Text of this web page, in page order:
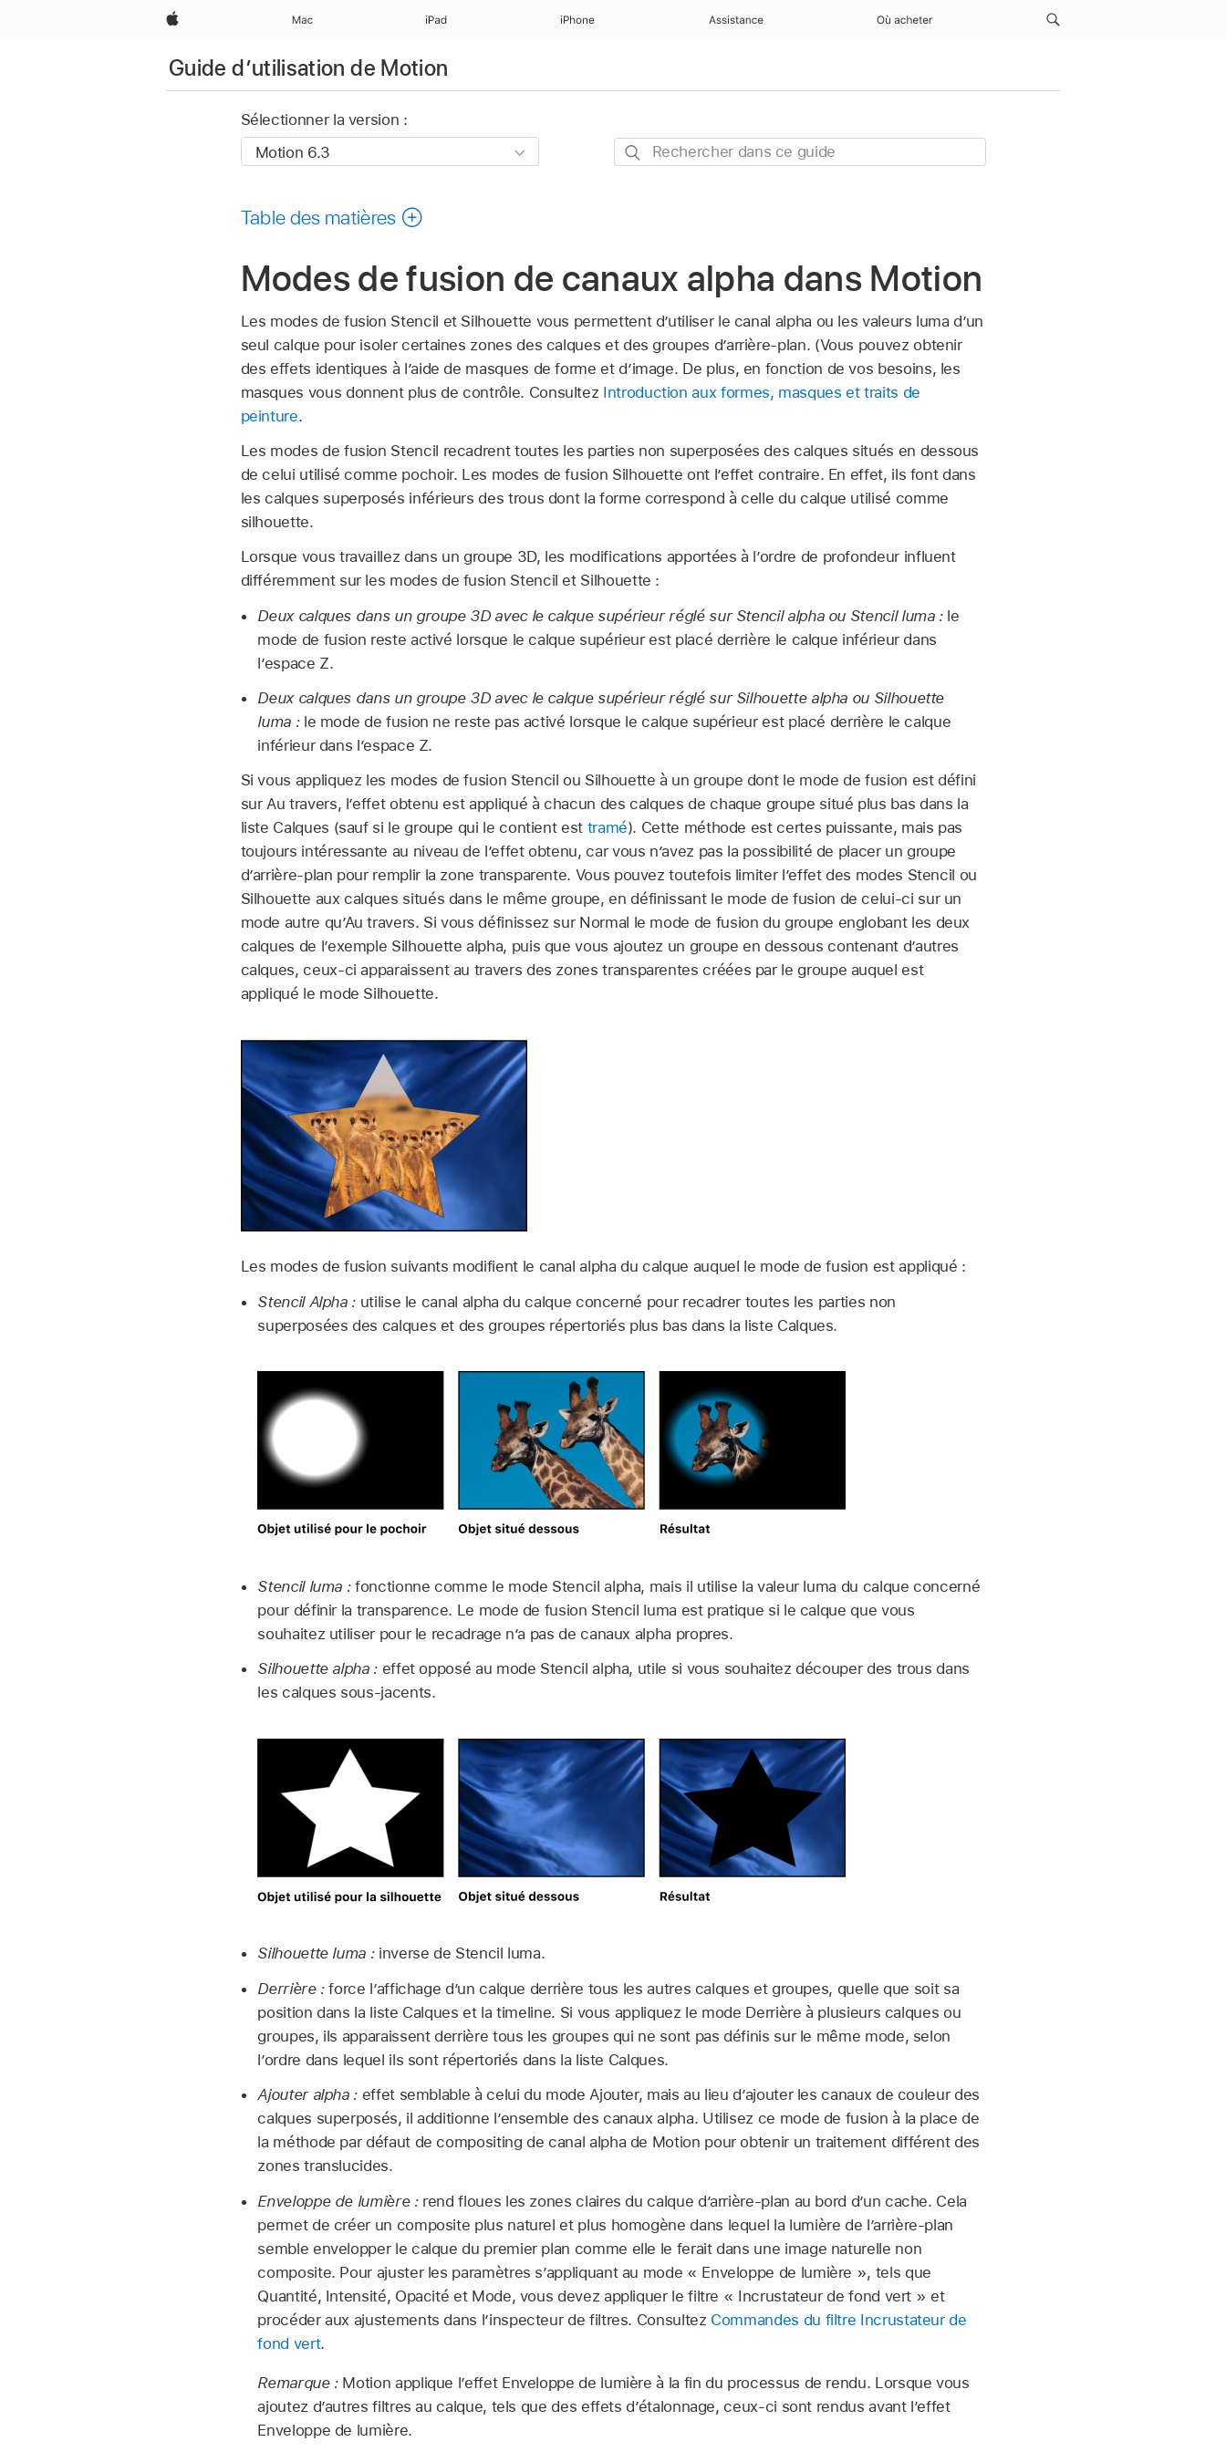
Apple Mac iPad iPhone Assistance Où acheter
Guide d’utilisation de Motion
Sélectionner la version :
Rechercher
Table des matières
Modes de fusion de canaux alpha dans Motion
Les modes de fusion Stencil et Silhouette vous permettent d’utiliser le canal alpha ou les valeurs luma d’un
seul calque pour isoler certaines zones des calques et des groupes d’arrière-plan. (Vous pouvez obtenir
des effets identiques à l’aide de masques de forme et d’image. De plus, en fonction de vos besoins, les
masques vous donnent plus de contrôle. Consultez Introduction aux formes, masques et traits de
peinture.
Les modes de fusion Stencil recadrent toutes les parties non superposées des calques situés en dessous
de celui utilisé comme pochoir. Les modes de fusion Silhouette ont l’effet contraire. En effet, ils font dans
les calques superposés inférieurs des trous dont la forme correspond à celle du calque utilisé comme
silhouette.
Lorsque vous travaillez dans un groupe 3D, les modifications apportées à l’ordre de profondeur influent
différemment sur les modes de fusion Stencil et Silhouette :
Deux calques dans un groupe 3D avec le calque supérieur réglé sur Stencil alpha ou Stencil luma :le
mode de fusion reste activé lorsque le calque supérieur est placé derrière le calque inférieur dans
l’espace Z.
Deux calques dans un groupe 3D avec le calque supérieur réglé sur Silhouette alpha ou Silhouette
luma :le mode de fusion ne reste pas activé lorsque le calque supérieur est placé derrière le calque
inférieur dans l’espace Z.
Si vous appliquez les modes de fusion Stencil ou Silhouette à un groupe dont le mode de fusion est défini
sur Au travers, l’effet obtenu est appliqué à chacun des calques de chaque groupe situé plus bas dans la
liste Calques (sauf si le groupe qui le contient est tramé). Cette méthode est certes puissante, mais pas
toujours intéressante au niveau de l’effet obtenu, car vous n’avez pas la possibilité de placer un groupe
d’arrière-plan pour remplir la zone transparente. Vous pouvez toutefois limiter l’effet des modes Stencil ou
Silhouette aux calques situés dans le même groupe, en définissant le mode de fusion de celui-ci sur un
mode autre qu’Au travers. Si vous définissez sur Normal le mode de fusion du groupe englobant les deux
calques de l’exemple Silhouette alpha, puis que vous ajoutez un groupe en dessous contenant d’autres
calques, ceux-ci apparaissent au travers des zones transparentes créées par le groupe auquel est
appliqué le mode Silhouette.
Les modes de fusion suivants modifient le canal alpha du calque auquel le mode de fusion est appliqué :
Stencil Alpha : utilise le canal alpha du calque concerné pour recadrer toutes les parties non
superposées des calques et des groupes répertoriés plus bas dans la liste Calques.
Stencil luma :fonctionne comme le mode Stencil alpha, mais il utilise la valeur luma du calque concerné
pour définir la transparence. Le mode de fusion Stencil luma est pratique si le calque que vous
souhaitez utiliser pour le recadrage n’a pas de canaux alpha propres.
Silhouette alpha :effet opposé au mode Stencil alpha, utile si vous souhaitez découper des trous dans
les calques sous-jacents.
Silhouette luma :inverse de Stencil luma.
Derrière :force l’affichage d’un calque derrière tous les autres calques et groupes, quelle que soit sa
position dans la liste Calques et la timeline. Si vous appliquez le mode Derrière à plusieurs calques ou
groupes, ils apparaissent derrière tous les groupes qui ne sont pas définis sur le même mode, selon
l’ordre dans lequel ils sont répertoriés dans la liste Calques.
Ajouter alpha : effet semblable à celui du mode Ajouter, mais au lieu d’ajouter les canaux de couleur des
calques superposés, il additionne l’ensemble des canaux alpha. Utilisez ce mode de fusion à la place de
la méthode par défaut de compositing de canal alpha de Motion pour obtenir un traitement différent des
zones translucides.
Enveloppe de lumière :rend floues les zones claires du calque d’arrière-plan au bord d’un cache. Cela
permet de créer un composite plus naturel et plus homogène dans lequel la lumière de l’arrière-plan
semble envelopper le calque du premier plan comme elle le ferait dans une image naturelle non
composite. Pour ajuster les paramètres s’appliquant au mode « Enveloppe de lumière », tels que
Quantité, Intensité, Opacité et Mode, vous devez appliquer le filtre « Incrustateur de fond vert » et
procéder aux ajustements dans l’inspecteur de filtres. Consultez Commandes du filtre Incrustateur de
fond vert.
Remarque : Motion applique l’effet Enveloppe de lumière à la fin du processus de rendu. Lorsque vous
ajoutez d’autres filtres au calque, tels que des effets d’étalonnage, ceux-ci sont rendus avant l’effet
Enveloppe de lumière.